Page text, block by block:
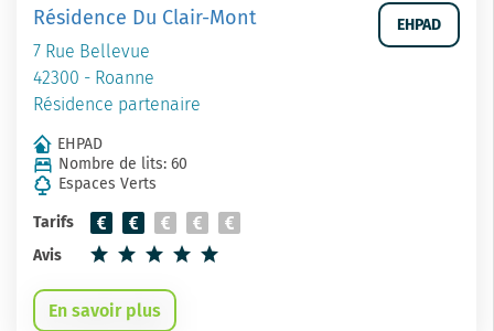
Résidence Du Clair-Mont
7 Rue Bellevue
42300 - Roanne
Résidence partenaire
EHPAD
EHPAD
Nombre de lits: 60
Espaces Verts
Tarifs
Avis
En savoir plus